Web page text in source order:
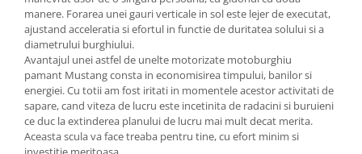
Aere conditionate
Echipamente pt incalzire
Panouri solare
Paturi electrice cu incalzire
Sobe pe lemne
Umidificatoare
Ventilatoare
manere. Forarea unei gauri verticale in sol este lejer de executat,
ajustand acceleratia si efortul in functie de duritatea solului si a
diametrului burghiului.
Avantajul unei astfel de unelte motorizate motoburghiu
pamant Mustang consta in economisirea timpului, banilor si
energiei. Cu totii am fost iritati in momentele acestor activitati de
sapare, cand viteza de lucru este incetinita de radacini si buruieni
ce duc la extinderea planului de lucru mai mult decat merita.
Aceasta scula va face treaba pentru tine, cu efort minim si